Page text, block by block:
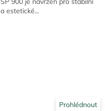
a estetické...
Prohlédnout